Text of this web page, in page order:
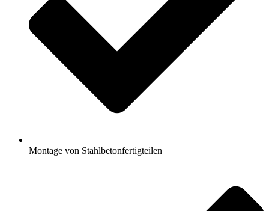
Montage von Stahlbetonfertigteilen